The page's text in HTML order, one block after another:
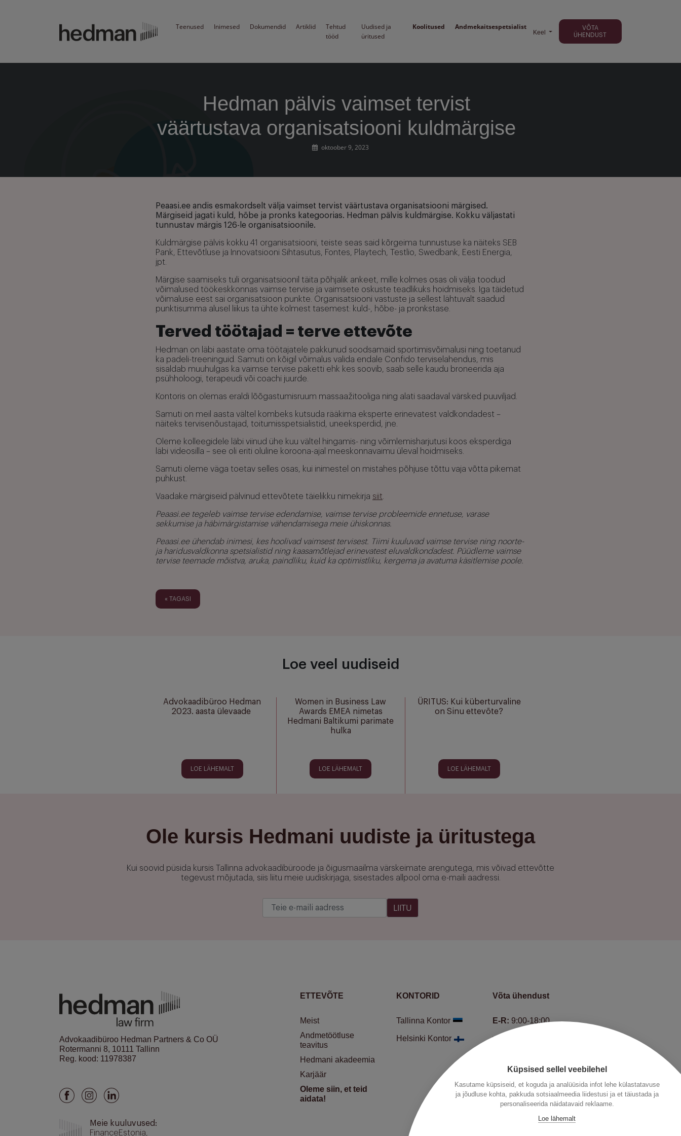
Teenused Inimesed Dokumendid Artiklid
Tehtud
tööd
Uudised ja
üritused
Koolitused Andmekaitsespetsialist
Keel
VÕTA
ÜHENDUST
Hedman pälvis vaimset tervist
väärtustava organisatsiooni kuldmärgise
oktoober 9, 2023
Peaasi.ee andis esmakordselt välja vaimset tervist väärtustava organisatsiooni märgised.
Märgiseid jagati kuld, hõbe ja pronks kategoorias. Hedman pälvis kuldmärgise. Kokku väljastati
tunnustav märgis 126-le organisatsioonile.
Kuldmärgise pälvis kokku 41 organisatsiooni, teiste seas said kõrgeima tunnustuse ka näiteks SEB
Pank, Ettevõtluse ja Innovatsiooni Sihtasutus, Fontes, Playtech, Testlio, Swedbank, Eesti Energia,
jpt.
Märgise saamiseks tuli organisatsioonil täita põhjalik ankeet, mille kolmes osas oli välja toodud
võimalused töökeskkonnas vaimse tervise ja vaimsete oskuste teadlikuks hoidmiseks. Iga täidetud
võimaluse eest sai organisatsioon punkte. Organisatsiooni vastuste ja sellest lähtuvalt saadud
punktisumma alusel liikus ta ühte kolmest tasemest: kuld-, hõbe- ja pronkstase.
Terved töötajad = terve ettevõte
Hedman on läbi aastate oma töötajatele pakkunud soodsamaid sportimisvõimalusi ning toetanud
ka padeli-treeninguid. Samuti on kõigil võimalus valida endale Confido terviselahendus, mis
sisaldab muuhulgas ka vaimse tervise paketti ehk kes soovib, saab selle kaudu broneerida aja
psühholoogi, terapeudi või coachi juurde.
Kontoris on olemas eraldi lõõgastumisruum massaažitooliga ning alati saadaval värsked puuviljad.
Samuti on meil aasta vältel kombeks kutsuda rääkima eksperte erinevatest valdkondadest –
näiteks tervisenõustajad, toitumisspetsialistid, uneeksperdid, jne.
Oleme kolleegidele läbi viinud ühe kuu vältel hingamis- ning võimlemisharjutusi koos eksperdiga
läbi videosilla – see oli eriti oluline koroona-ajal meeskonnavaimu üleval hoidmiseks.
Samuti oleme väga toetav selles osas, kui inimestel on mistahes põhjuse tõttu vaja võtta pikemat
puhkust.
Vaadake märgiseid pälvinud ettevõtete täielikku nimekirja siit
Peaasi.ee tegeleb vaimse tervise edendamise, vaimse tervise probleemide ennetuse, varase
sekkumise ja häbimärgistamise vähendamisega meie ühiskonnas.
Peaasi.ee ühendab inimesi, kes hoolivad vaimsest tervisest. Tiimi kuuluvad vaimse tervise ning noorte-
ja haridusvaldkonna spetsialistid ning kaasamõtlejad erinevatest eluvaldkondadest. Püüdleme vaimse
tervise teemade mõistva, aruka, paindliku, kuid ka optimistliku, kergema ja avatuma käsitlemise poole.
« TAGASI
Loe veel uudiseid
Advokaadibüroo Hedman
2023. aasta ülevaade
LOE LÄHEMALT
Women in Business Law
Awards EMEA nimetas
Hedmani Baltikumi parimate
hulka
LOE LÄHEMALT
ÜRITUS: Kui küberturvaline
on Sinu ettevõte?
LOE LÄHEMALT
Ole kursis Hedmani uudiste ja üritustega
Kui soovid püsida kursis Tallinna advokaadibüroode ja õigusmaailma värskeimate arengutega, mis võivad ettevõtte
tegevust mõjutada, siis liitu meie uudiskirjaga, sisestades allpool oma e-maili aadressi.
LIITU
Advokaadibüroo Hedman Partners & Co OÜ
Rotermanni 8, 10111 Tallinn
Reg. kood: 11978387
ETTEVÕTE
Meist
Andmetöötluse
teavitus
Hedmani akadeemia
Karjäär
Oleme siin, et teid
aidata!
KONTORID
Tallinna Kontor
Helsinki Kontor
Võta ühendust
E-R: 9:00-18:00
Telefon:
Meie kuuluvused:
FinanceEstonia
Küpsised sellel veebilehel
Kasutame küpsiseid, et koguda ja analüüsida infot lehe külastatavuse
ja jõudluse kohta, pakkuda sotsiaalmeedia liidestusi ja et täiustada ja
personaliseerida näidatavaid reklaame.
Loe lähemalt